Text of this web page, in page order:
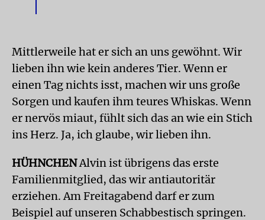
Mittlerweile hat er sich an uns gewöhnt. Wir
lieben ihn wie kein anderes Tier. Wenn er
einen Tag nichts isst, machen wir uns große
Sorgen und kaufen ihm teures Whiskas. Wenn
er nervös miaut, fühlt sich das an wie ein Stich
ins Herz. Ja, ich glaube, wir lieben ihn.
HÜHNCHENAlvin ist übrigens das erste
Familienmitglied, das wir antiautoritär
erziehen. Am Freitagabend darf er zum
Beispiel auf unseren Schabbestisch springen.